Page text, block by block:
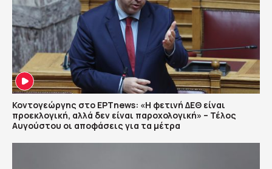
Κοντογεώργης στο ΕΡΤnews: «Η φετινή ΔΕΘ είναι
προεκλογική, αλλά δεν είναι παροχολογική» – Τέλος
Αυγούστου οι αποφάσεις για τα μέτρα